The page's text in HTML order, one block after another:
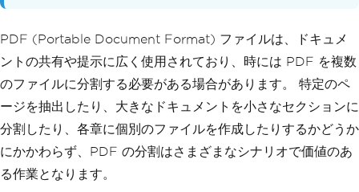
PDF (Portable Document Format) ファイルは、ドキュメ
ントの共有や提示に広く使用されており、時には PDF を複数
のファイルに分割する必要がある場合があります。 特定のペ
ージを抽出したり、大きなドキュメントを小さなセクションに
分割したり、各章に個別のファイルを作成したりするかどうか
にかかわらず、PDF の分割はさまざまなシナリオで価値のあ
る作業となります。